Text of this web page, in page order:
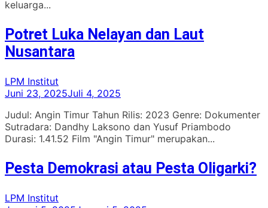
keluarga...
Potret Luka Nelayan dan Laut
Nusantara
LPM Institut
Juni 23, 2025Juli 4, 2025
Judul: Angin Timur Tahun Rilis: 2023 Genre: Dokumenter
Sutradara: Dandhy Laksono dan Yusuf Priambodo
Durasi: 1.41.52 Film "Angin Timur" merupakan...
Pesta Demokrasi atau Pesta Oligarki?
LPM Institut